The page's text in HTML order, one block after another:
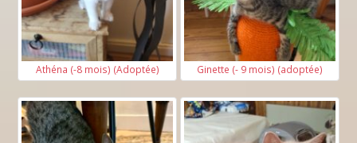
Athéna (-8 mois) (Adoptée) Ginette (- 9 mois) (adoptée)